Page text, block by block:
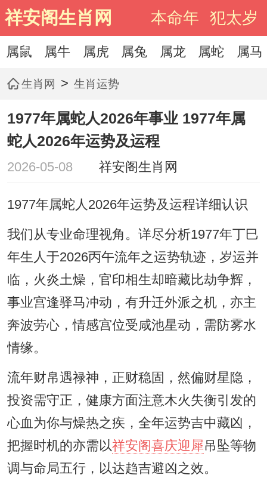
祥安阁生肖网 本命年 犯太岁
属鼠 属牛 属虎 属兔 属龙 属蛇 属马
生肖网 > 生肖运势
1977年属蛇人2026年事业 1977年属
蛇人2026年运势及运程
2026-05-08 祥安阁生肖网
1977年属蛇人2026年运势及运程详细认识
我们从专业命理视角。详尽分析1977年丁巳
年生人于2026丙午流年之运势轨迹，岁运并
临，火炎土燥，官印相生却暗藏比劫争辉，
事业宫逢驿马冲动，有升迁外派之机，亦主
奔波劳心，情感宫位受咸池星动，需防雾水
情缘。
流年财帛遇禄神，正财稳固，然偏财星隐，
投资需守正，健康方面注意木火失衡引发的
心血为你与燥热之疾，全年运势吉中藏凶，
把握时机的亦需以祥安阁喜庆迎犀吊坠等物
调与命局五行，以达趋吉避凶之效。